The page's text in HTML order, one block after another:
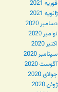
فوریه 2021
ژانویه 2021
دسامبر 2020
نوامبر 2020
اکتبر 2020
سپتامبر 2020
آگوست 2020
جولای 2020
ژوئن 2020